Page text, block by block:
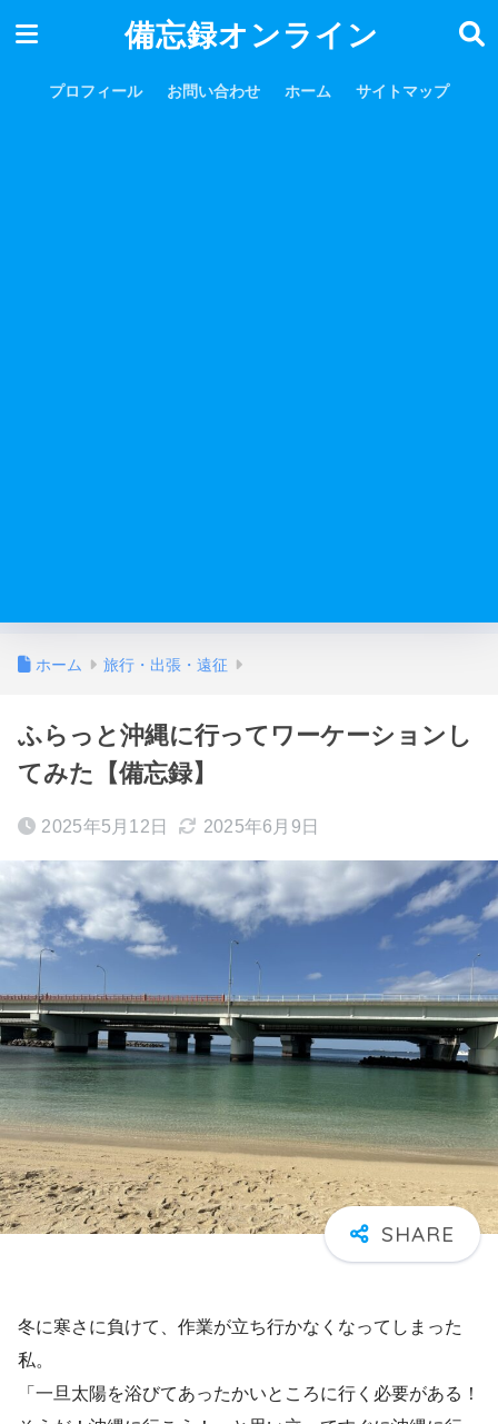
備忘録オンライン
プロフィール お問い合わせ ホーム サイトマップ
ホーム 旅行・出張・遠征
ふらっと沖縄に行ってワーケーションし
てみた【備忘録】
2025年5月12日 2025年6月9日
冬に寒さに負けて、作業が立ち行かなくなってしまった
私。
「一旦太陽を浴びてあったかいところに行く必要がある！